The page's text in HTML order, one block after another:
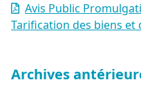
Avis Public
Tarification des biens et
Archives